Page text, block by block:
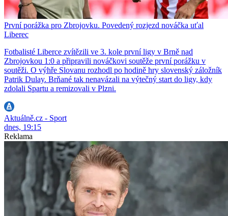
První porážka pro Zbrojovku. Povedený rozjezd nováčka uťal
Liberec
Fotbalisté Liberce zvítězili ve 3. kole první ligy v Brně nad
Zbrojovkou 1:0 a připravili nováčkovi soutěže první porážku v
soutěži. O výhře Slovanu rozhodl po hodině hry slovenský záložník
Patrik Dulay. Brňané tak nenavázali na výtečný start do ligy, kdy
zdolali Spartu a remizovali v Plzni.
Aktuálně.cz - Sport
dnes, 19:15
Reklama